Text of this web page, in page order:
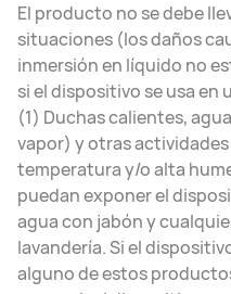
El producto no se debe
situaciones (los daños
inmersión en líquido no
si el dispositivo se usa
(1) Duchas calientes,
vapor) y otras
temperatura y/o alta
puedan exponer el
agua con jabón y
lavandería. Si el
alguno de estos